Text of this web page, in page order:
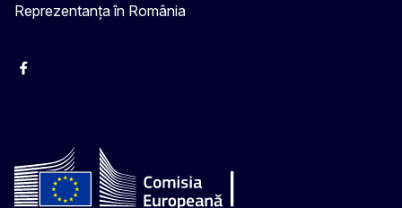
Reprezentanța în România
Facebook